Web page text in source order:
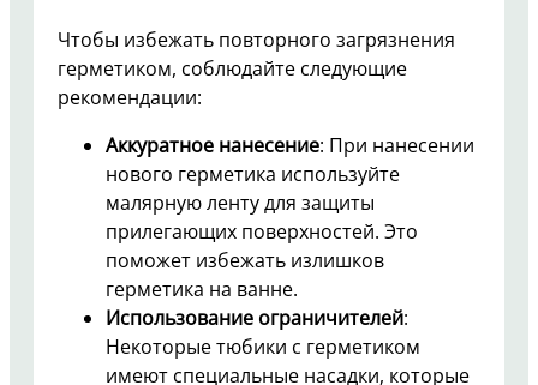
Чтобы избежать повторного загрязнения
герметиком, соблюдайте следующие
рекомендации:
Аккуратное нанесение: При нанесении
нового герметика используйте
малярную ленту для защиты
прилегающих поверхностей. Это
поможет избежать излишков
герметика на ванне.
Использование ограничителей:
Некоторые тюбики с герметиком
имеют специальные насадки, которые